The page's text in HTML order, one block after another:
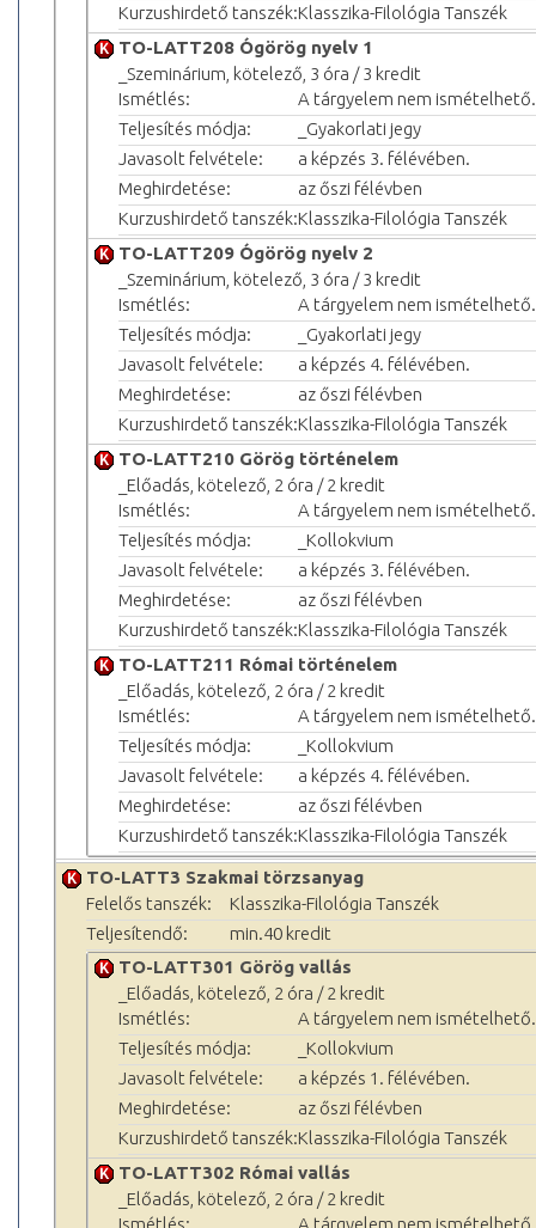
Kurzushirdető tanszék:Klasszika-Filológia Tanszék
TO-LATT208 Ógörög nyelv 1
_Szeminárium, kötelező, 3 óra / 3 kredit
Ismétlés:
A tárgyelem nem ismételhető.
Teljesítés módja:
_Gyakorlati jegy
Javasolt felvétele:
a képzés 3. félévében.
Meghirdetése:
az őszi félévben
Kurzushirdető tanszék:Klasszika-Filológia Tanszék
TO-LATT209 Ógörög nyelv 2
_Szeminárium, kötelező, 3 óra / 3 kredit
Ismétlés:
A tárgyelem nem ismételhető.
Teljesítés módja:
_Gyakorlati jegy
Javasolt felvétele:
a képzés 4. félévében.
Meghirdetése:
az őszi félévben
Kurzushirdető tanszék:Klasszika-Filológia Tanszék
TO-LATT210 Görög történelem
_Előadás, kötelező, 2 óra / 2 kredit
Ismétlés:
A tárgyelem nem ismételhető.
Teljesítés módja:
_Kollokvium
Javasolt felvétele:
a képzés 3. félévében.
Meghirdetése:
az őszi félévben
Kurzushirdető tanszék:Klasszika-Filológia Tanszék
TO-LATT211 Római történelem
_Előadás, kötelező, 2 óra / 2 kredit
Ismétlés:
A tárgyelem nem ismételhető.
Teljesítés módja:
_Kollokvium
Javasolt felvétele:
a képzés 4. félévében.
Meghirdetése:
az őszi félévben
Kurzushirdető tanszék:Klasszika-Filológia Tanszék
TO-LATT3 Szakmai törzsanyag
Felelős tanszék:
Klasszika-Filológia Tanszék
Teljesítendő:
min.40 kredit
TO-LATT301 Görög vallás
_Előadás, kötelező, 2 óra / 2 kredit
Ismétlés:
A tárgyelem nem ismételhető.
Teljesítés módja:
_Kollokvium
Javasolt felvétele:
a képzés 1. félévében.
Meghirdetése:
az őszi félévben
Kurzushirdető tanszék:Klasszika-Filológia Tanszék
TO-LATT302 Római vallás
_Előadás, kötelező, 2 óra / 2 kredit
Ismétlés:
A tárgyelem nem ismételhető.